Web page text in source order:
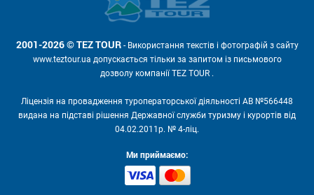
2001-2026 © TEZ TOUR - Використання текстів і фотографій з сайту
www.teztour.ua допускається тільки за запитом із письмового
дозволу компанії TEZ TOUR .
Ліцензія на провадження туроператорської діяльності АВ №566448
видана на підставі рішення Державної служби туризму і курортів від
04.02.2011р. № 4-ліц.
Ми приймаємо: